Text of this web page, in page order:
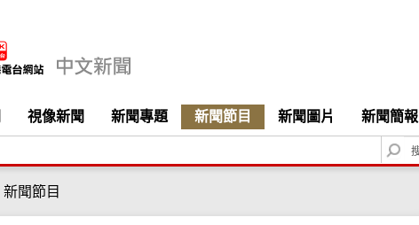
視像新聞 新聞專題 新聞節目 新聞圖片 新聞簡報
S
e
c
新聞節目